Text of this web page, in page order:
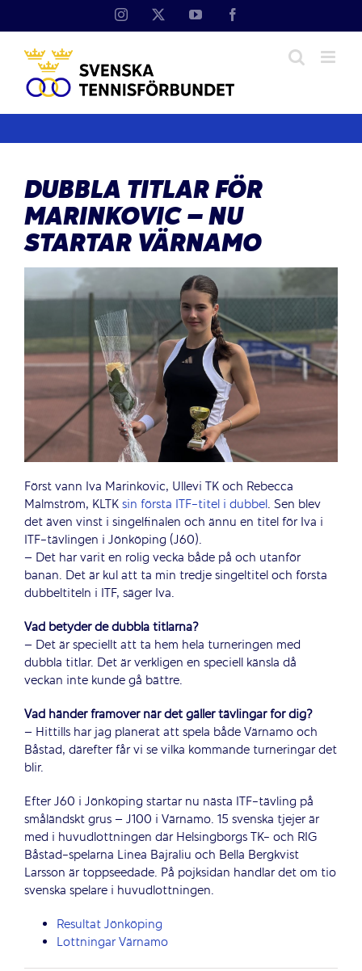
Instagram YouTube
DUBBLA TITLAR FÖR
MARINKOVIC – NU
STARTAR VÄRNAMO
Först vann Iva Marinkovic, Ullevi TK och Rebecca
Malmström, KLTKsin första ITF-titel i dubbel. Sen blev
det även vinst i singelfinalen och ännu en titel för Iva i
ITF-tävlingen i Jönköping (J60).
– Det har varit en rolig vecka både på och utanför
banan. Det är kul att ta min tredje singeltitel och första
dubbeltiteln i ITF, säger Iva.
Vad betyder de dubbla titlarna?
– Det är speciellt att ta hem hela turneringen med
dubbla titlar. Det är verkligen en speciell känsla då
veckan inte kunde gå bättre.
Vad händer framöver när det gäller tävlingar för dig?
– Hittills har jag planerat att spela både Värnamo och
Båstad, därefter får vi se vilka kommande turneringar det
blir.
Efter J60 i Jönköping startar nu nästa ITF-tävling på
småländskt grus – J100 i Värnamo. 15 svenska tjejer är
med i huvudlottningen där Helsingborgs TK- och RIG
Båstad-spelarna Linea Bajraliu och Bella Bergkvist
Larsson är toppseedade. På pojksidan handlar det om tio
svenska spelare i huvudlottningen.
Resultat Jönköping
Lottningar Värnamo